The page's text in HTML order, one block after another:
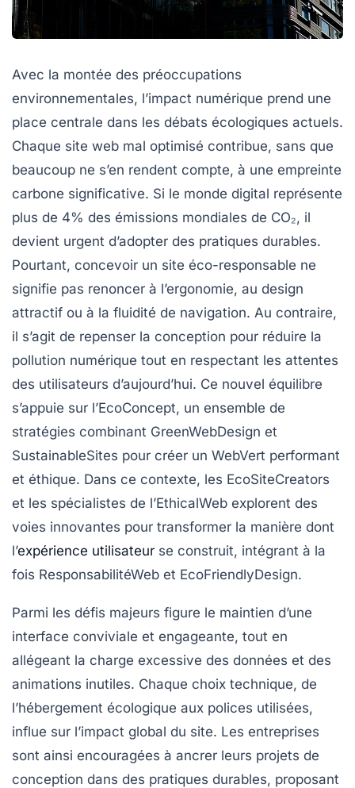
Avec la montée des préoccupations
environnementales, l’impact numérique prend une
place centrale dans les débats écologiques actuels.
Chaque site web mal optimisé contribue, sans que
beaucoup ne s’en rendent compte, à une empreinte
carbone significative. Si le monde digital représente
plus de 4% des émissions mondiales de CO₂, il
devient urgent d’adopter des pratiques durables.
Pourtant, concevoir un site éco-responsable ne
signifie pas renoncer à l’ergonomie, au design
attractif ou à la fluidité de navigation. Au contraire,
il s’agit de repenser la conception pour réduire la
pollution numérique tout en respectant les attentes
des utilisateurs d’aujourd’hui. Ce nouvel équilibre
s’appuie sur l’EcoConcept, un ensemble de
stratégies combinant GreenWebDesign et
SustainableSites pour créer un WebVert performant
et éthique. Dans ce contexte, les EcoSiteCreators
et les spécialistes de l’EthicalWeb explorent des
voies innovantes pour transformer la manière dont
l’expérience utilisateur se construit, intégrant à la
fois ResponsabilitéWeb et EcoFriendlyDesign.
Parmi les défis majeurs figure le maintien d’une
interface conviviale et engageante, tout en
allégeant la charge excessive des données et des
animations inutiles. Chaque choix technique, de
l’hébergement écologique aux polices utilisées,
influe sur l’impact global du site. Les entreprises
sont ainsi encouragées à ancrer leurs projets de
conception dans des pratiques durables, proposant